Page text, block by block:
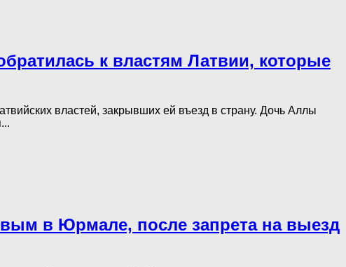
к властям Латвии, которые
властей, закрывших ей въезд в страну. Дочь Аллы
в Юрмале, после запрета на выезд